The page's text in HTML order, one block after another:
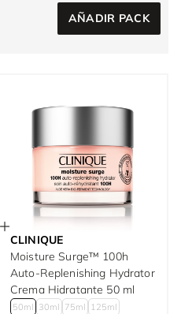
AÑADIR PACK
CLINIQUE
Moisture Surge™ 100h
Auto-Replenishing Hydrator
Crema Hidratante 50 ml
50ml 30ml 75ml 125ml